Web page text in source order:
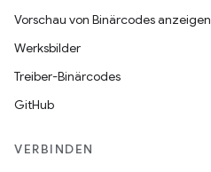
Vorschau von Binärcodes anzeigen
Werksbilder
Treiber-Binärcodes
GitHub
VERBINDEN